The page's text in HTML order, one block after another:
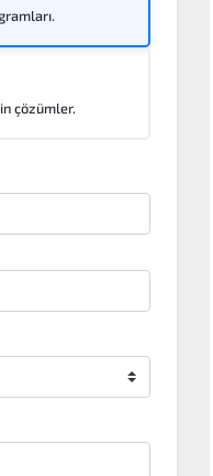
çözümler.